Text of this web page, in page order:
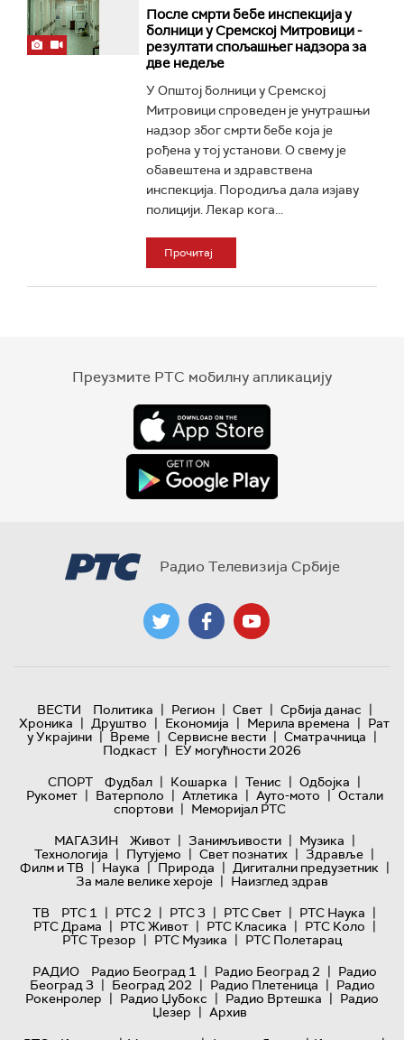
После смрти бебе инспекција у
болници у Сремској Митровици -
резултати спољашњег надзора за
две недеље
У Општој болници у Сремској
Митровици спроведен је унутрашњи
надзор због смрти бебе која је
рођена у тој установи. О свему је
обавештена и здравствена
инспекција. Породиља дала изјаву
полицији. Лекар кога...
Прочитај
Преузмите РТС мобилну апликацију
Радио Телевизија Србије
ВЕСТИ Политика | Регион | Свет | Србија данас |
Хроника | Друштво | Економија | Мерила времена | Рат
у Украјини | Време | Сервисне вести | Сматрачница |
Подкаст | ЕУ могућности 2026
СПОРТ
Фудбал | Кошарка | Тенис | Одбојка |
Рукомет | Ватерполо | Атлетика | Ауто-мото | Остали
спортови | Меморијал РТС
МАГАЗИН
Живот | Занимљивости | Музика |
Технологијa | Путујемо | Свет познатих | Здравље |
Филм и ТВ | Наука | Природа | Дигитални предузетник |
За мале велике хероје | Наизглед здрав
ТВ
РТС 1 | РТС 2 | РТС 3 | РТС Свет | РТС Наука |
РТС Драма | РТС Живот | РТС Класика | РТС Коло |
РТС Трезор | РТС Музика | РТС Полетарац
РАДИО
Радио Београд 1 | Радио Београд 2 | Радио
Београд 3 | Београд 202 | Радио Плетеница | Радио
Рокенролер | Радио Џубокс | Радио Вртешка | Радио
Џезер | Архив